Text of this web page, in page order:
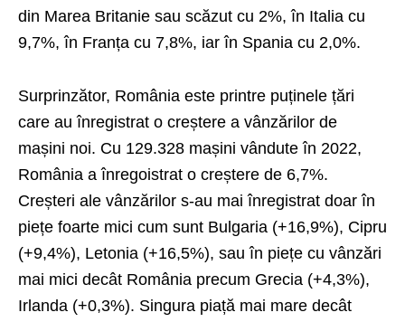
din Marea Britanie sau scăzut cu 2%, în Italia cu
9,7%, în Franța cu 7,8%, iar în Spania cu 2,0%.
Surprinzător, România este printre puținele țări
care au înregistrat o creștere a vânzărilor de
mașini noi. Cu 129.328 mașini vândute în 2022,
România a înregoistrat o creștere de 6,7%.
Creșteri ale vânzărilor s-au mai înregistrat doar în
piețe foarte mici cum sunt Bulgaria (+16,9%), Cipru
(+9,4%), Letonia (+16,5%), sau în piețe cu vânzări
mai mici decât România precum Grecia (+4,3%),
Irlanda (+0,3%). Singura piață mai mare decât